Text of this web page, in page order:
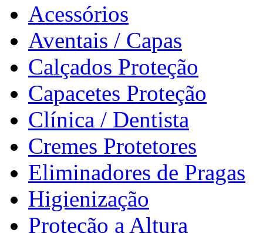
Acessórios
Aventais / Capas
Calçados Proteção
Capacetes Proteção
Clínica / Dentista
Cremes Protetores
Eliminadores de Pragas
Higienização
Proteção a Altura